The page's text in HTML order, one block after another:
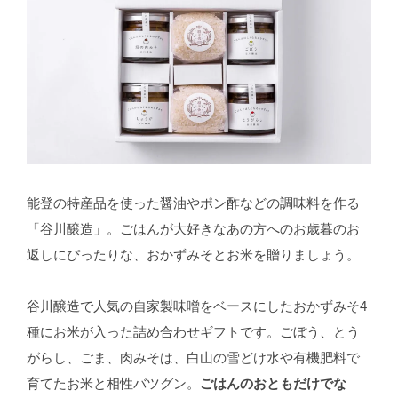
能登の特産品を使った醤油やポン酢などの調味料を作る
「谷川醸造」。ごはんが大好きなあの方へのお歳暮のお
返しにぴったりな、おかずみそとお米を贈りましょう。
谷川醸造で人気の自家製味噌をベースにしたおかずみそ4
種にお米が入った詰め合わせギフトです。ごぼう、とう
がらし、ごま、肉みそは、白山の雪どけ水や有機肥料で
育てたお米と相性バツグン。 ごはんのおともだけでな